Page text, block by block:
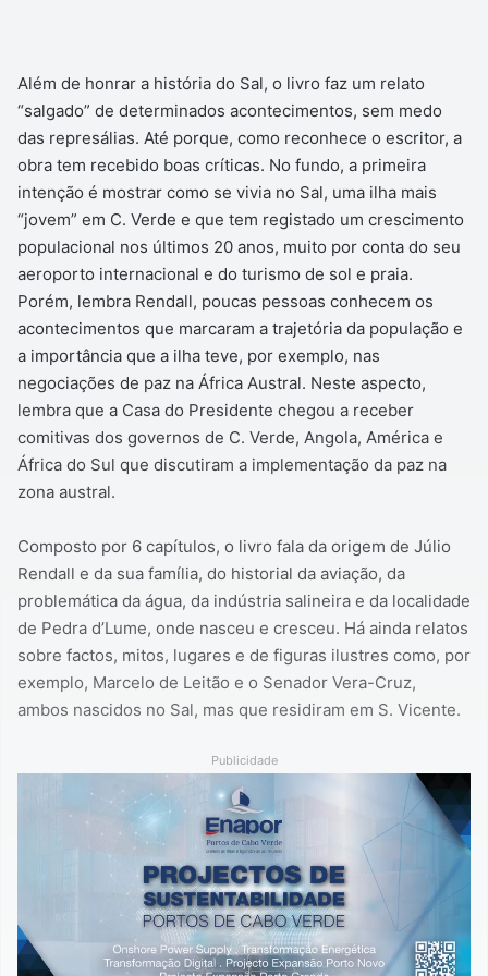
Além de honrar a história do Sal, o livro faz um relato
“salgado” de determinados acontecimentos, sem medo
das represálias. Até porque, como reconhece o escritor, a
obra tem recebido boas críticas. No fundo, a primeira
intenção é mostrar como se vivia no Sal, uma ilha mais
“jovem” em C. Verde e que tem registado um crescimento
populacional nos últimos 20 anos, muito por conta do seu
aeroporto internacional e do turismo de sol e praia.
Porém, lembra Rendall, poucas pessoas conhecem os
acontecimentos que marcaram a trajetória da população e
a importância que a ilha teve, por exemplo, nas
negociações de paz na África Austral. Neste aspecto,
lembra que a Casa do Presidente chegou a receber
comitivas dos governos de C. Verde, Angola, América e
África do Sul que discutiram a implementação da paz na
zona austral.
Composto por 6 capítulos, o livro fala da origem de Júlio
Rendall e da sua família, do historial da aviação, da
problemática da água, da indústria salineira e da localidade
de Pedra d’Lume, onde nasceu e cresceu. Há ainda relatos
sobre factos, mitos, lugares e de figuras ilustres como, por
exemplo, Marcelo de Leitão e o Senador Vera-Cruz,
ambos nascidos no Sal, mas que residiram em S. Vicente.
Publicidade